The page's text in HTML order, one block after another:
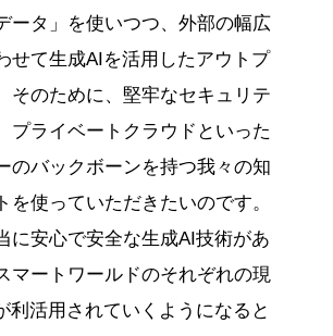
ータ」を使いつつ、外部の幅広
せて生成AIを活用したアウトプ
そのために、堅牢なセキュリテ
プライベートクラウドといった
のバックボーンを持つ我々の知
を使っていただきたいのです。
に安心で安全な生成AI技術があ
マートワールドのそれぞれの現
利活用されていくようになると